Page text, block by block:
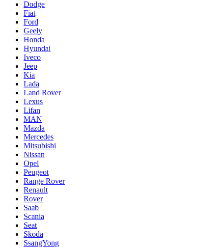
Dodge
Fiat
Ford
Geely
Honda
Hyundai
Iveco
Jeep
Kia
Lada
Land Rover
Lexus
Lifan
MAN
Mazda
Mercedes
Mitsubishi
Nissan
Opel
Peugeot
Range Rover
Renault
Rover
Saab
Scania
Seat
Skoda
SsangYong